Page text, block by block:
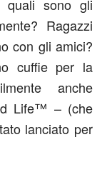
quali sono gli
Ragazzi
con gli amici?
cuffie per la
anche
Life™ – (che
lanciato per